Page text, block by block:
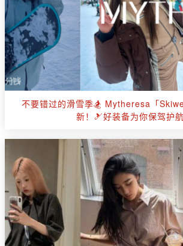
不要错过的滑雪季🏂 Mytheresa「
新！🎿好装备为你保驾护航